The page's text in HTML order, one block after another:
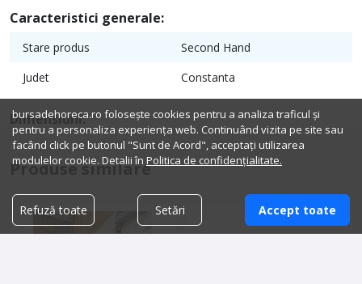
Caracteristici generale:
Stare produs
Second Hand
Judet
Constanta
Dimensiuni:
Produse similare
bursadehoreca.ro folosește cookies pentru a analiza traficul și
pentru a personaliza experiența web. Continuând vizita pe site sau
facând click pe butonul "Sunt de Acord", acceptați utilizarea
modulelor cookie. Detalii în Politica de confidențialitate.
Refuză toate Setări Accept toate